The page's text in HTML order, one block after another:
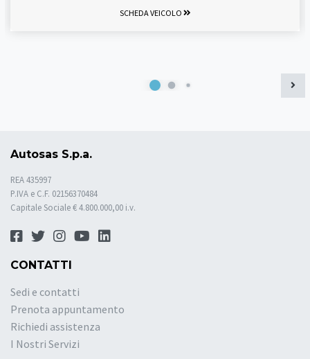
SCHEDA VEICOLO
Autosas S.p.a.
REA 435997
P.IVA e C.F. 02156370484
Capitale Sociale € 4.800.000,00 i.v.
CONTATTI
Sedi e contatti
Prenota appuntamento
Richiedi assistenza
I Nostri Servizi